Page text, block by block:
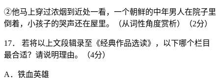
②他马上穿过浓烟到近处一看，一个朝鲜的中年男人在院子里
倒着，小孩子的哭声还在屋里。（从词性角度赏析）（2分）
17． 若将以上文段辑录至《经典作品选读》，以下哪个栏目
最合适？请说明理由。（4分）
A．铁血英雄